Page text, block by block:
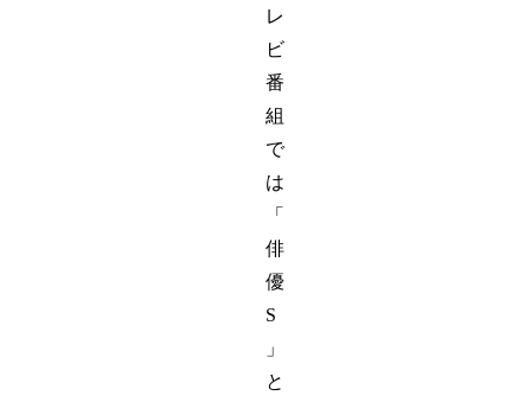
レ
ビ
番
組
で
は
「
俳
優
S
」
と